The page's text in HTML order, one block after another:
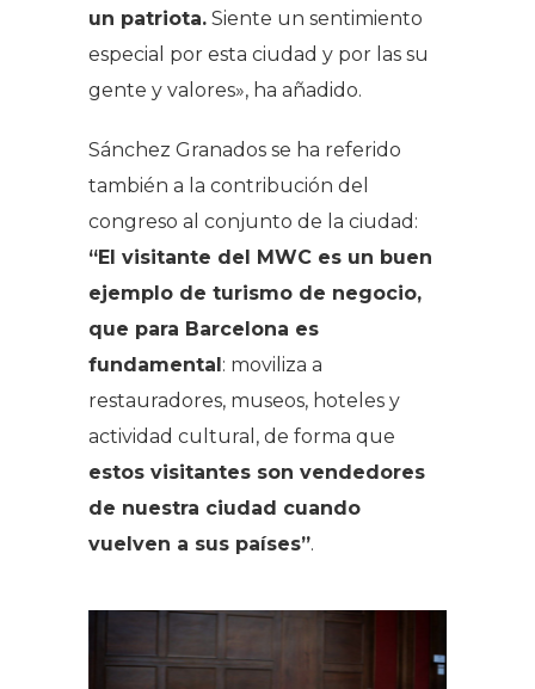
un patriota. Siente un sentimiento
especial por esta ciudad y por las su
gente y valores», ha añadido.
Sánchez Granados se ha referido
también a la contribución del
congreso al conjunto de la ciudad:
“El visitante del MWC es un buen
ejemplo de turismo de negocio,
que para Barcelona es
fundamental: moviliza a
restauradores, museos, hoteles y
actividad cultural, de forma que
estos visitantes son vendedores
de nuestra ciudad cuando
vuelven a sus países”.